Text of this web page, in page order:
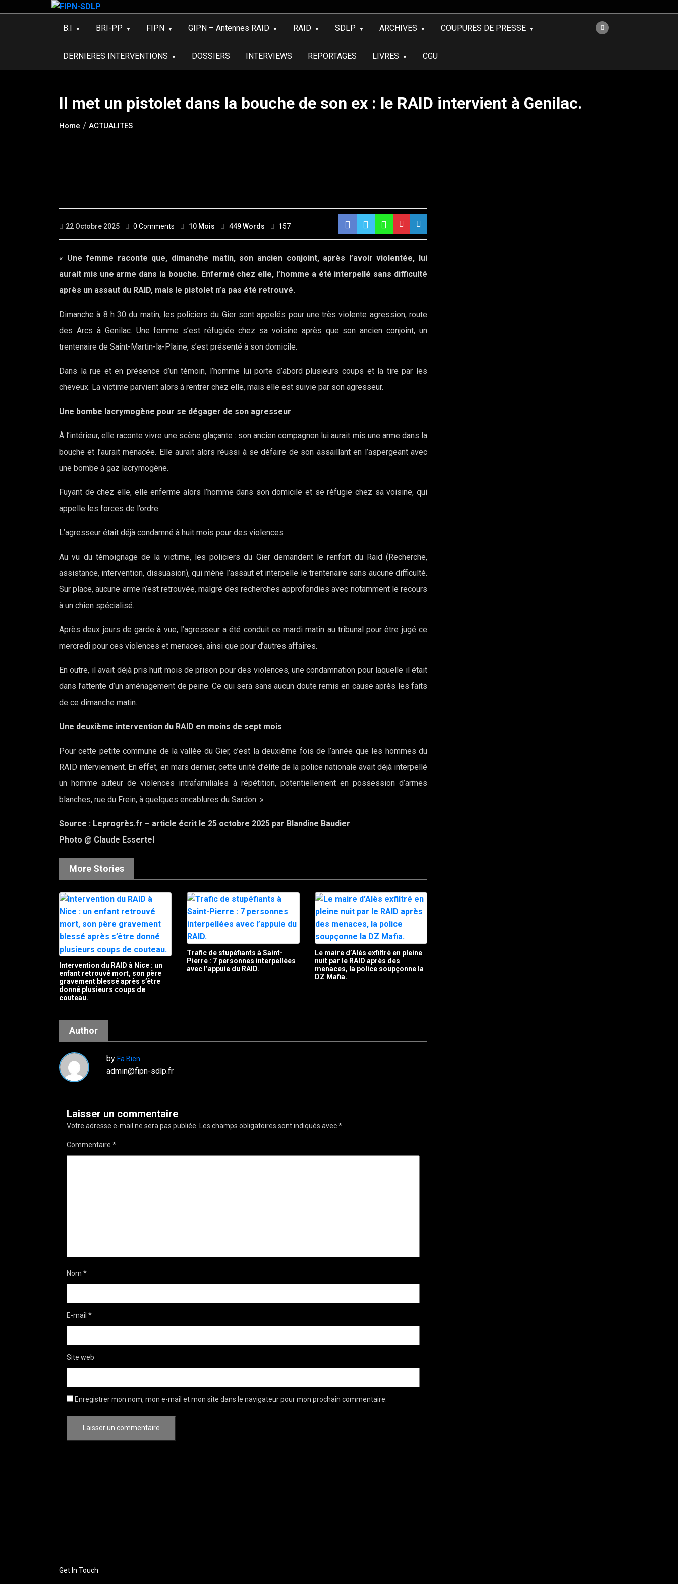
B.I BRI-PP FIPN GIPN – Antennes RAID RAID SDLP ARCHIVES COUPURES DE PRESSE
DERNIERES INTERVENTIONS DOSSIERS INTERVIEWS REPORTAGES LIVRES CGU
Il met un pistolet dans la bouche de son ex : le RAID intervient à Genilac.
Home ACTUALITES
22 Octobre 2025 0 Comments 10 Mois 449 Words 157
« Une femme raconte que, dimanche matin, son ancien conjoint, après l’avoir violentée, lui
aurait mis une arme dans la bouche. Enfermé chez elle, l’homme a été interpellé sans difficulté
après un assaut du RAID, mais le pistolet n’a pas été retrouvé.
Dimanche à 8 h 30 du matin, les policiers du Gier sont appelés pour une très violente agression, route
des Arcs à Genilac. Une femme s’est réfugiée chez sa voisine après que son ancien conjoint, un
trentenaire de Saint-Martin-la-Plaine, s’est présenté à son domicile.
Dans la rue et en présence d’un témoin, l’homme lui porte d’abord plusieurs coups et la tire par les
cheveux. La victime parvient alors à rentrer chez elle, mais elle est suivie par son agresseur.
Une bombe lacrymogène pour se dégager de son agresseur
À l’intérieur, elle raconte vivre une scène glaçante : son ancien compagnon lui aurait mis une arme dans la
bouche et l’aurait menacée. Elle aurait alors réussi à se défaire de son assaillant en l’aspergeant avec
une bombe à gaz lacrymogène.
Fuyant de chez elle, elle enferme alors l’homme dans son domicile et se réfugie chez sa voisine, qui
appelle les forces de l’ordre.
L’agresseur était déjà condamné à huit mois pour des violences
Au vu du témoignage de la victime, les policiers du Gier demandent le renfort du Raid (Recherche,
assistance, intervention, dissuasion), qui mène l’assaut et interpelle le trentenaire sans aucune difficulté.
Sur place, aucune arme n’est retrouvée, malgré des recherches approfondies avec notamment le recours
à un chien spécialisé.
Après deux jours de garde à vue, l’agresseur a été conduit ce mardi matin au tribunal pour être jugé ce
mercredi pour ces violences et menaces, ainsi que pour d’autres affaires.
En outre, il avait déjà pris huit mois de prison pour des violences, une condamnation pour laquelle il était
dans l’attente d’un aménagement de peine. Ce qui sera sans aucun doute remis en cause après les faits
de ce dimanche matin.
Une deuxième intervention du RAID en moins de sept mois
Pour cette petite commune de la vallée du Gier, c’est la deuxième fois de l’année que les hommes du
RAID interviennent. En effet, en mars dernier, cette unité d’élite de la police nationale avait déjà interpellé
un homme auteur de violences intrafamiliales à répétition, potentiellement en possession d’armes
blanches, rue du Frein, à quelques encablures du Sardon. »
Source : Leprogrès.fr – article écrit le 25 octobre 2025 par Blandine Baudier
Photo @ Claude Essertel
More Stories
Intervention du RAID à Nice : un
enfant retrouvé mort, son père
gravement blessé après s’être
donné plusieurs coups de
couteau.
Trafic de stupéfiants à Saint-
Pierre : 7 personnes interpellées
avec l’appuie du RAID.
Le maire d’Alès exfiltré en pleine
nuit par le RAID après des
menaces, la police soupçonne la
DZ Mafia.
Author
by Fa Bien
admin@fipn-sdlp.fr
Laisser un commentaire
Votre adresse e-mail ne sera pas publiée. Les champs obligatoires sont indiqués avec*
Commentaire *
Nom *
E-mail *
Site web
Enregistrer mon nom, mon e-mail et mon site dans le navigateur pour mon prochain commentaire.
Get In Touch